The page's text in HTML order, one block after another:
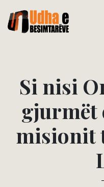
Si nisi O
gjurmët
misionit